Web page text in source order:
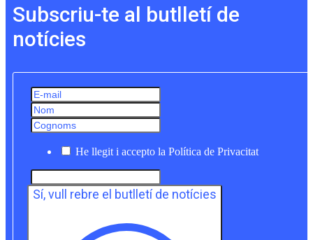
Subscriu-te al butlletí de
notícies
He llegit i accepto la Política de Privacitat
Sí, vull rebre el butlletí de notícies